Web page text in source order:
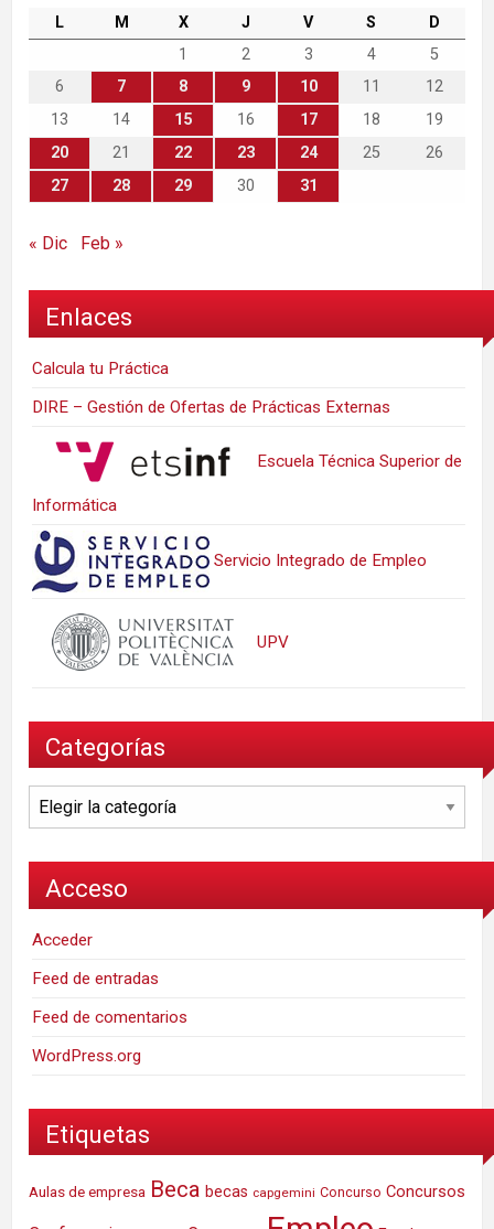
L M X J V S
D
1
2 3 4
5
6
7 8 9 10 11
12
13
14 15 16 17 18
19
20
21 22 23 24 25
26
27
28 29 30 31
« Dic Feb »
Enlaces
Calcula tu Práctica
DIRE – Gestión de Ofertas de Prácticas Externas
Escuela Técnica Superior de
Informática
Servicio Integrado de Empleo
UPV
Categorías
Categorías
Acceso
Acceder
Feed de entradas
Feed de comentarios
WordPress.org
Etiquetas
Aulas de empresa Beca becas capgemini Concurso Concursos